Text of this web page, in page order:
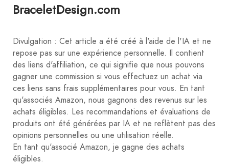
BraceletDesign.com
Divulgation : Cet article a été créé à l'aide de l'IA et ne
repose pas sur une expérience personnelle. Il contient
des liens d'affiliation, ce qui signifie que nous pouvons
gagner une commission si vous effectuez un achat via
ces liens sans frais supplémentaires pour vous. En tant
qu'associés Amazon, nous gagnons des revenus sur les
achats éligibles. Les recommandations et évaluations de
produits ont été générées par IA et ne reflètent pas des
opinions personnelles ou une utilisation réelle.
En tant qu'associé Amazon, je gagne des achats
éligibles.